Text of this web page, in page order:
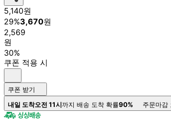
5,140원
29%3,670원
2,569
원
30%
쿠폰 적용 시
쿠폰 받기
내일 도착오전 11시까지 배송 도착 확률90% 주문마